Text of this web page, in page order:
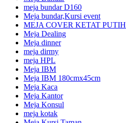
meja bundar D160
Meja bundar,Kursi event
MEJA COVER KETAT PUTIH
Meja Dealing
Meja dinner
meja dirmy
meja HPL
Meja IBM
Meja IBM 180cmx45cm
Meja Kaca
Meja Kantor
Meja Konsul
meja kotak